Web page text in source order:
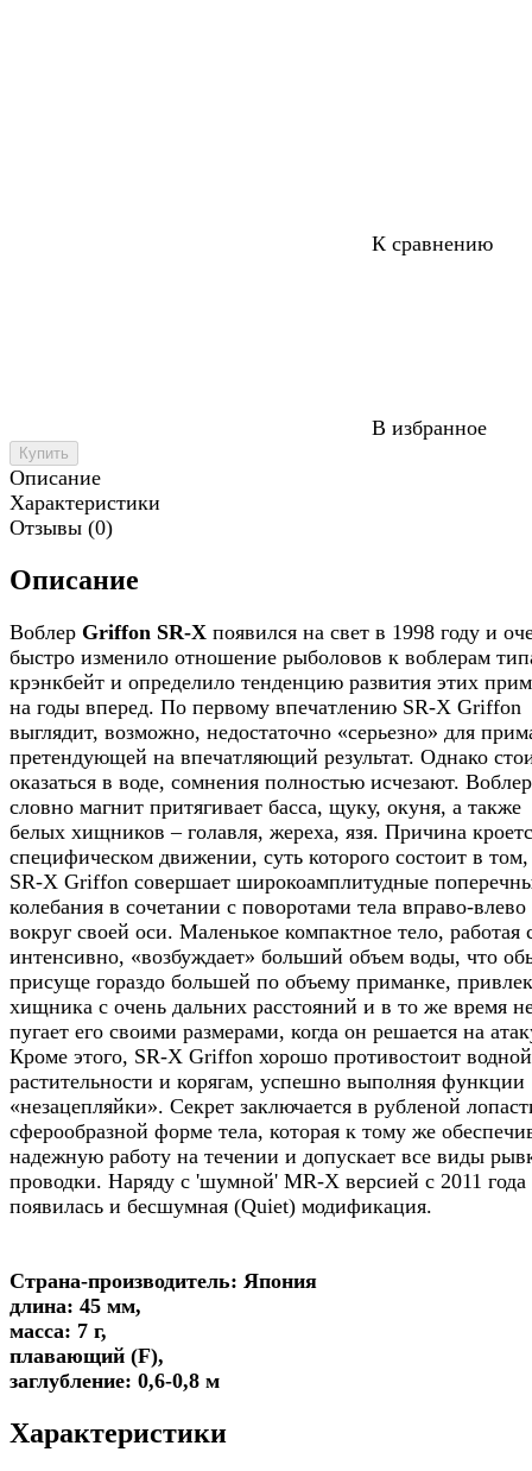
К сравнению
В избранное
Купить
Описание
Характеристики
Отзывы (0)
Описание
Воблер Griffon SR-X появился на свет в 1998 году и
быстро изменило отношение рыболовов к воблерам
крэнкбейт и определило тенденцию развития этих
на годы вперед. По первому впечатлению SR-X Griffon
выглядит, возможно, недостаточно «серьезно» для
претендующей на впечатляющий результат. Однако
оказаться в воде, сомнения полностью исчезают. Воблер
словно магнит притягивает басса, щуку, окуня, а также
белых хищников – голавля, жереха, язя. Причина
специфическом движении, суть которого состоит в том,
SR-X Griffon совершает широкоамплитудные
колебания в сочетании с поворотами тела вправо-влево
вокруг своей оси. Маленькое компактное тело, работая
интенсивно, «возбуждает» больший объем воды, что
присуще гораздо большей по объему приманке,
хищника с очень дальних расстояний и в то же время
пугает его своими размерами, когда он решается на
Кроме этого, SR-X Griffon хорошо противостоит водной
растительности и корягам, успешно выполняя функции
«незацепляйки». Секрет заключается в рубленой
сферообразной форме тела, которая к тому же
надежную работу на течении и допускает все виды
проводки. Наряду с 'шумной' MR-X версией с 2011 года
появилась и бесшумная (Quiet) модификация.
Страна-производитель: Япония
длина: 45 мм,
масса: 7 г,
плавающий (F),
заглубление: 0,6-0,8 м
Характеристики